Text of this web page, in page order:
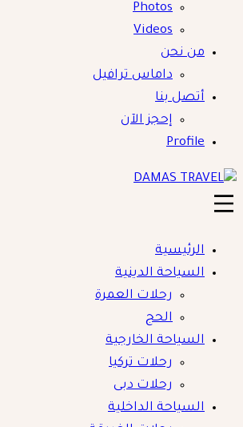
Photos
Videos
من نحن
داماس ترافيل
أتصل بنا
إحجز الآن
Profile
DAMAS TRAVEL
الرئيسية
السياحة الدينية
رحلات العمرة
الحج
السياحة الخارجية
رحلات تركيا
رحلات دبى
السياحة الداخلية